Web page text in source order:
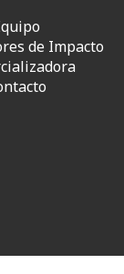
de Impacto